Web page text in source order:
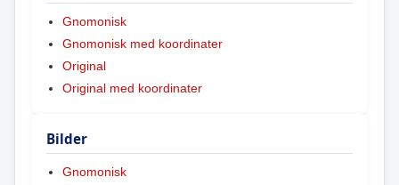
Gnomonisk
Gnomonisk med koordinater
Original
Original med koordinater
Bilder
Gnomonisk